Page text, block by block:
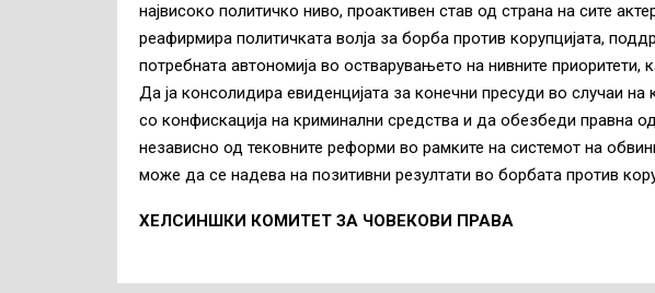
највисоко политичко ниво, проактивен став од страна на сите
реафирмира политичката волја за борба против корупцијата,
потребната автономија во остварувањето на нивните приоритети,
Да ја консолидира евиденцијата за конечни пресуди во случаи на
со конфискација на криминални средства и да обезбеди правна
независно од тековните реформи во рамките на системот на
може да се надева на позитивни резултати во борбата против
ХЕЛСИНШКИ КОМИТЕТ ЗА ЧОВЕКОВИ ПРАВА